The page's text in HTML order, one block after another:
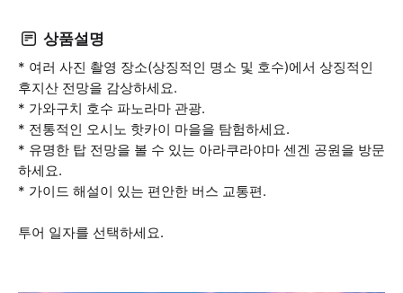
상품설명
* 여러 사진 촬영 장소(상징적인 명소 및 호수)에서 상징적인
후지산 전망을 감상하세요.
* 가와구치 호수 파노라마 관광.
* 전통적인 오시노 핫카이 마을을 탐험하세요.
* 유명한 탑 전망을 볼 수 있는 아라쿠라야마 센겐 공원을 방문
하세요.
* 가이드 해설이 있는 편안한 버스 교통편.
투어 일자를 선택하세요.